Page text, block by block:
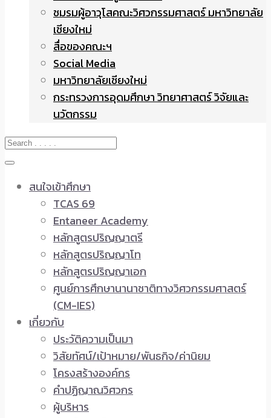
ชมรมผู้อาวุโสคณะวิศวกรรมศาสตร์ มหาวิทยาลัย
เชียงใหม่
สื่อของคณะฯ
Social Media
มหาวิทยาลัยเชียงใหม่
กระทรวงการอุดมศึกษา วิทยาศาสตร์ วิจัยและ
นวัตกรรม
สนใจเข้าศึกษา
TCAS 69
Entaneer Academy
หลักสูตรปริญญาตรี
หลักสูตรปริญญาโท
หลักสูตรปริญญาเอก
ศูนย์การศึกษานานาชาติทางวิศวกรรมศาสตร์
(CM-IES)
เกี่ยวกับ
ประวัติความเป็นมา
วิสัยทัศน์/เป้าหมาย/พันธกิจ/ค่านิยม
โครงสร้างองค์กร
คำปฏิญาณวิศวกร
ผู้บริหาร